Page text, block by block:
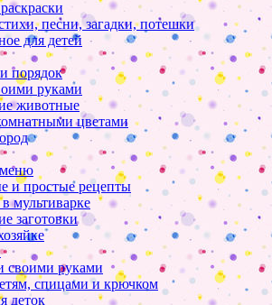
песни, загадки, потешки
для детей
порядок
руками
животные
цветами
меню
и простые рецепты
мультиварке
заготовки
своими руками
спицами и крючком
деток